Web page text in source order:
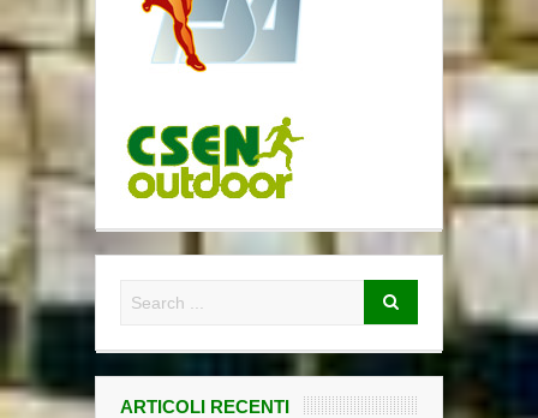
ARTICOLI RECENTI